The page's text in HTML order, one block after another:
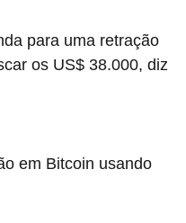
para uma retração
os US$ 38.000, diz
em Bitcoin usando